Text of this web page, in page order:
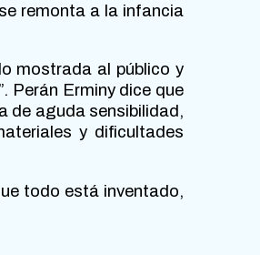
remonta a la infancia
mostrada al público y
Perán Erminy dice que
de aguda sensibilidad,
y dificultades
todo está inventado,